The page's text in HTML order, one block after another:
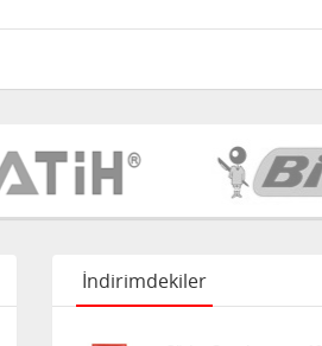
İndirimdekiler